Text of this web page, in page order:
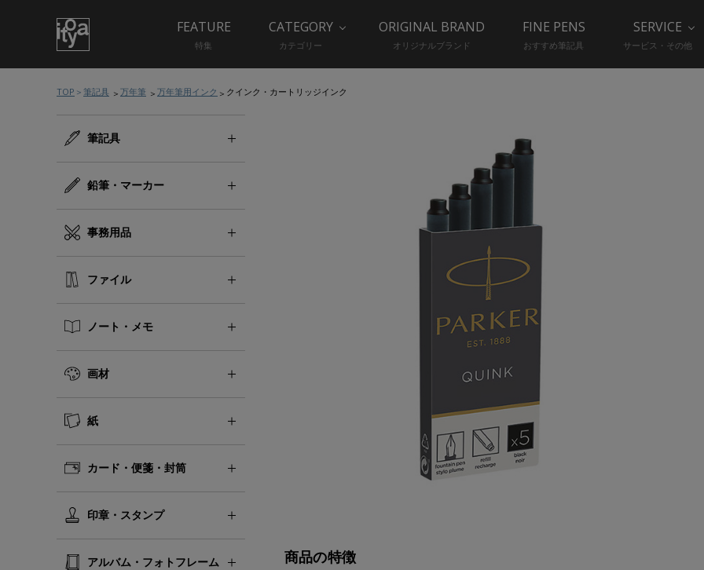
FEATURE
特集
CATEGORY
カテゴリー
ORIGINAL BRAND
オリジナルブランド
FINE PENS
おすすめ筆記具
SERVICE
サービス・その他
TOP 筆記具 万年筆 万年筆用インク クインク・カートリッジインク
筆記具
鉛筆・マーカー
事務用品
ファイル
ノート・メモ
画材
紙
カード・便箋・封筒
印章・スタンプ
アルバム・フォトフレーム 商品の特徴